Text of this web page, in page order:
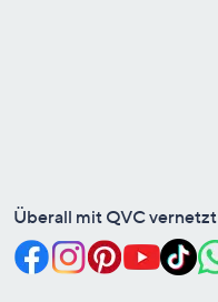
Überall mit QVC vernetzt